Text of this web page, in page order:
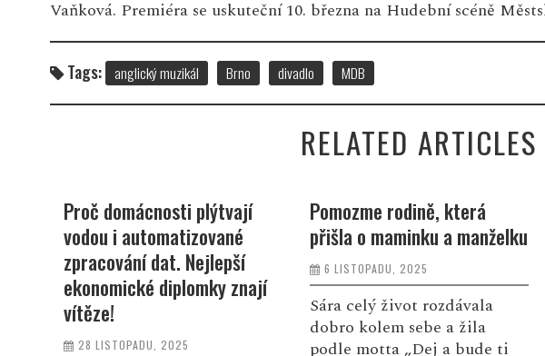
Vaňková. Premiéra se uskuteční 10. března na Hudební scéně
Tags: anglický muzikál Brno divadlo MDB
RELATED ARTICLES
Proč domácnosti plýtvají
vodou i automatizované
zpracování dat. Nejlepší
ekonomické diplomky znají
vítěze!
28 LISTOPADU, 2025
Pomozme rodině, která
přišla o maminku a manželku
6 LISTOPADU, 2025
Sára celý život rozdávala
dobro kolem sebe a žila
podle motta „Dej a bude ti